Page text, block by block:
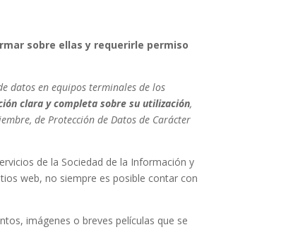
sobre ellas y requerirle permiso
datos en equipos terminales de los
clara y completa sobre su utilización,
de Protección de Datos de Carácter
de la Sociedad de la Información y
web, no siempre es posible contar con
imágenes o breves películas que se